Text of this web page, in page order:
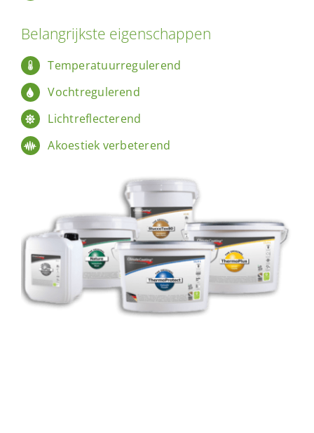
Belangrijkste eigenschappen
Temperatuurregulerend
Vochtregulerend
Lichtreflecterend
Akoestiek verbeterend